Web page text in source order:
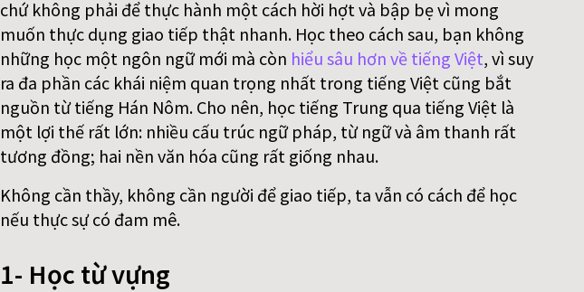
chứ không phải để thực hành một cách hời hợt và bập bẹ vì mong
muốn thực dụng giao tiếp thật nhanh. Học theo cách sau, bạn không
những học một ngôn ngữ mới mà còn hiểu sâu hơn về tiếng Việt, vì suy
ra đa phần các khái niệm quan trọng nhất trong tiếng Việt cũng bắt
nguồn từ tiếng Hán Nôm. Cho nên, học tiếng Trung qua tiếng Việt là
một lợi thế rất lớn: nhiều cấu trúc ngữ pháp, từ ngữ và âm thanh rất
tương đồng; hai nền văn hóa cũng rất giống nhau.
Không cần thầy, không cần người để giao tiếp, ta vẫn có cách để học
nếu thực sự có đam mê.
1- Học từ vựng